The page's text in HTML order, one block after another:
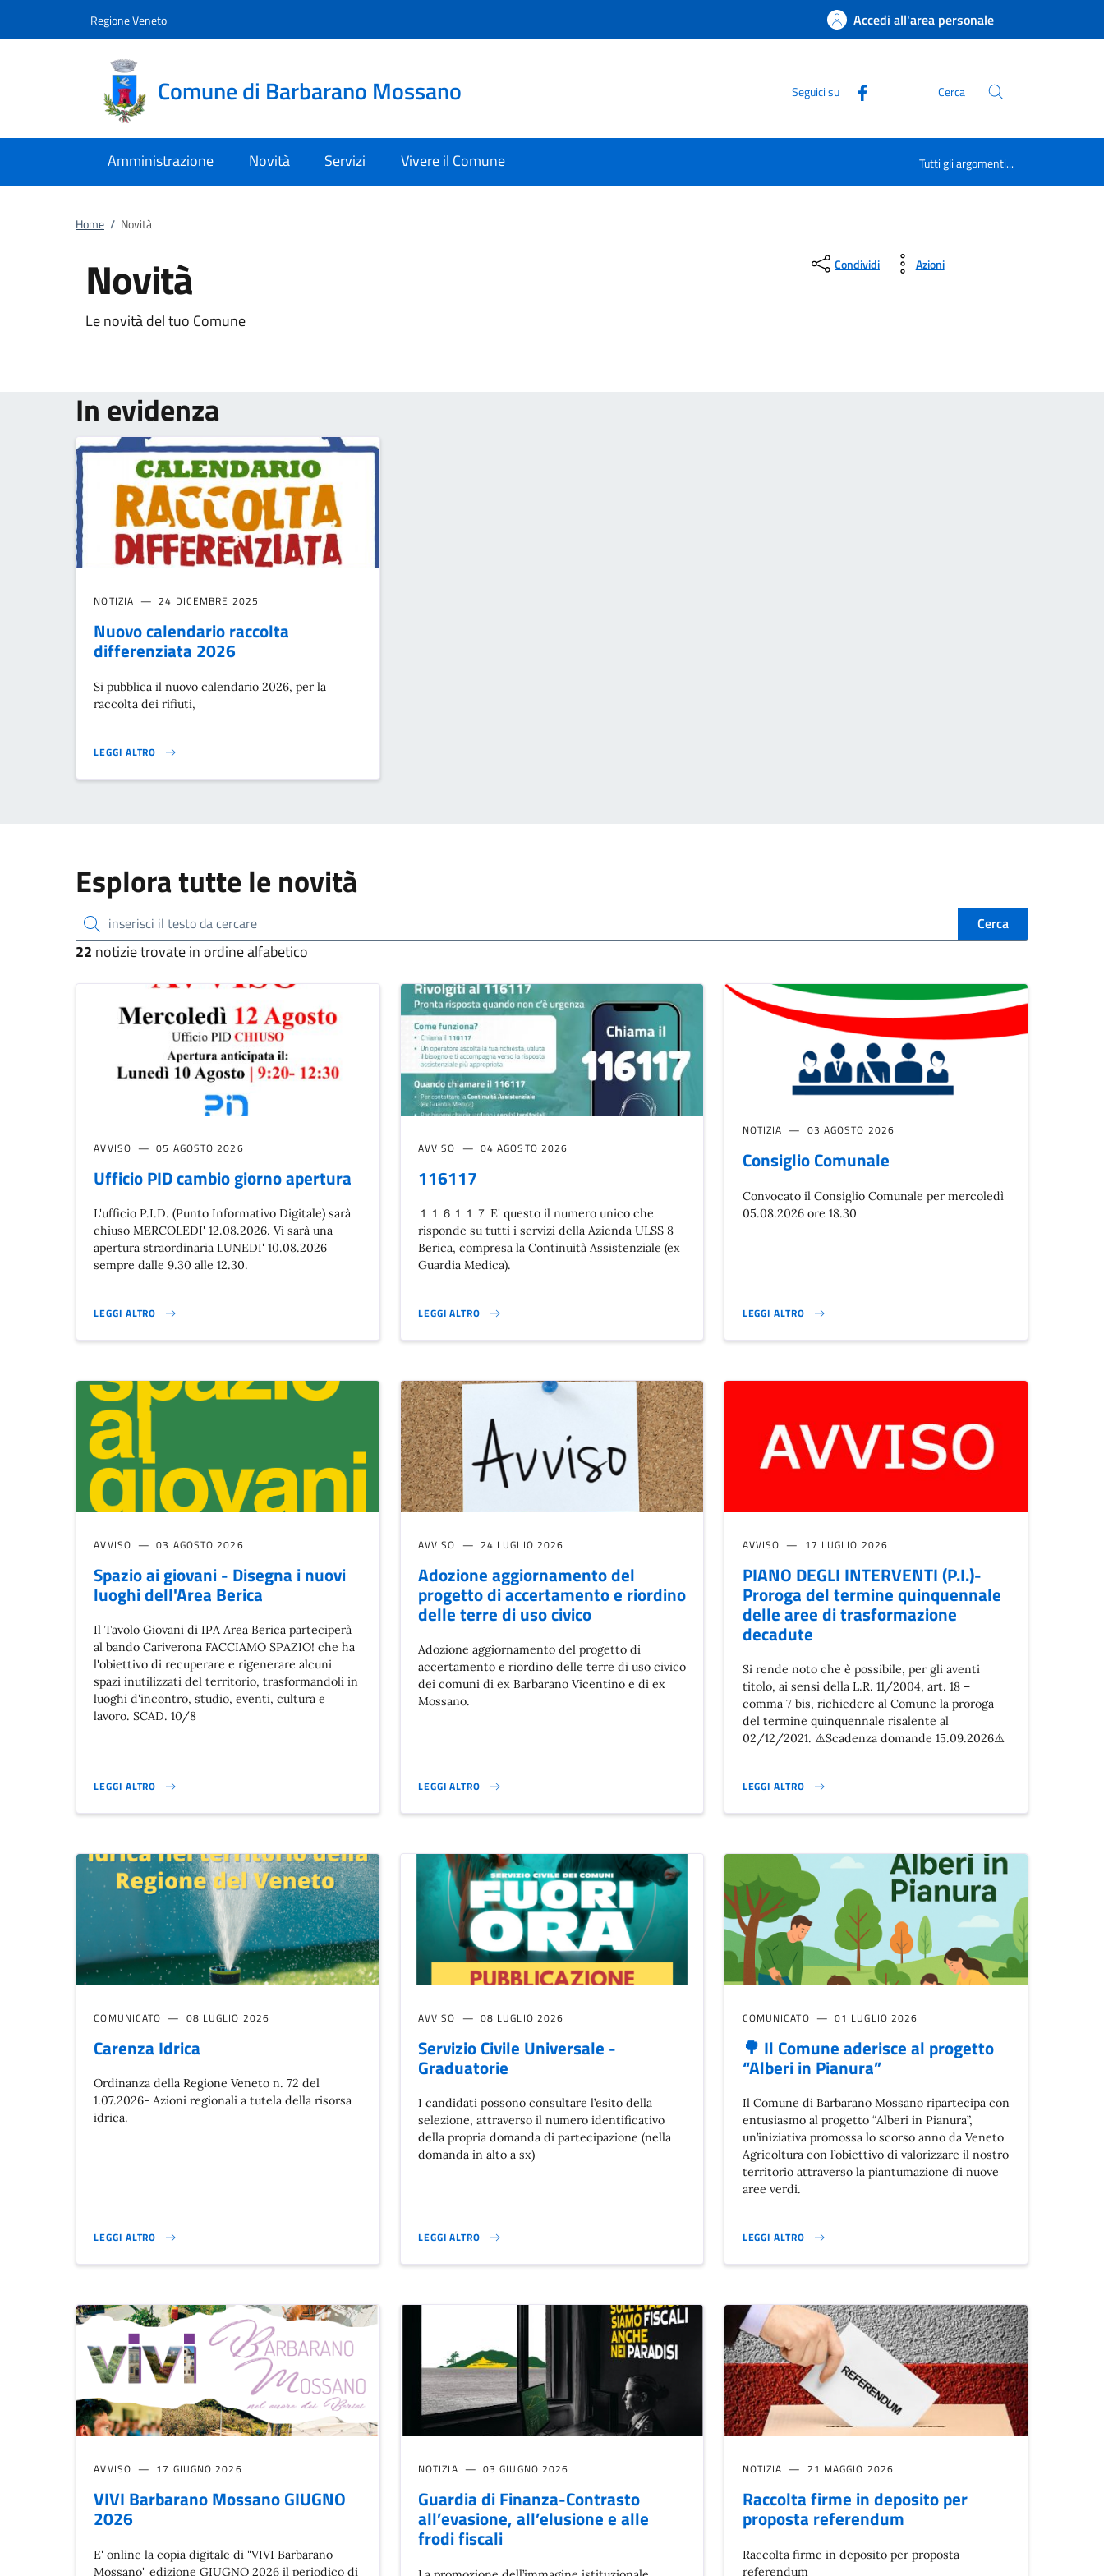
Regione Veneto Accedi all'area personale
Comune di Barbarano Mossano Seguici su Cerca
Amministrazione Novità Servizi Vivere il Comune Tutti gli argomenti...
Home / Novità
Novità
Le novità del tuo Comune
Condividi Azioni
In evidenza
NOTIZIA 24 DICEMBRE 2025
Nuovo calendario raccolta
differenziata 2026
Si pubblica il nuovo calendario 2026, per la
raccolta dei rifiuti,
LEGGI ALTRO
NUOVO CALENDARIO RACCOLTA DIFFERENZIATA 2026}
Esplora tutte le novità
inserisci il testo da cercare Cerca
22 notizie trovate in ordine alfabetico
AVVISO 05 AGOSTO 2026
Ufficio PID cambio giorno apertura
L'ufficio P.I.D. (Punto Informativo Digitale) sarà
chiuso MERCOLEDI' 12.08.2026. Vi sarà una
apertura straordinaria LUNEDI' 10.08.2026
sempre dalle 9.30 alle 12.30.
LEGGI ALTRO
UFFICIO PID CAMBIO GIORNO APERTURA}
AVVISO 04 AGOSTO 2026
116117
１１６１１７ E' questo il numero unico che
risponde su tutti i servizi della Azienda ULSS 8
Berica, compresa la Continuità Assistenziale (ex
Guardia Medica).
LEGGI ALTRO
116117}
NOTIZIA 03 AGOSTO 2026
Consiglio Comunale
Convocato il Consiglio Comunale per mercoledì
05.08.2026 ore 18.30
LEGGI ALTRO
CONSIGLIO COMUNALE}
AVVISO 03 AGOSTO 2026
Spazio ai giovani - Disegna i nuovi
luoghi dell'Area Berica
Il Tavolo Giovani di IPA Area Berica parteciperà
al bando Cariverona FACCIAMO SPAZIO! che ha
l'obiettivo di recuperare e rigenerare alcuni
spazi inutilizzati del territorio, trasformandoli in
luoghi d'incontro, studio, eventi, cultura e
lavoro. SCAD. 10/8
LEGGI ALTRO
SPAZIO AI GIOVANI - DISEGNA I NUOVI LUOGHI DELL'AREA BERICA}
AVVISO 24 LUGLIO 2026
Adozione aggiornamento del
progetto di accertamento e riordino
delle terre di uso civico
Adozione aggiornamento del progetto di
accertamento e riordino delle terre di uso civico
dei comuni di ex Barbarano Vicentino e di ex
Mossano.
LEGGI ALTRO
ADOZIONE AGGIORNAMENTO DEL PROGETTO DI ACCERTAMENTO E RIORDINO DELLE TERRE DI USO CIVICO}
AVVISO 17 LUGLIO 2026
PIANO DEGLI INTERVENTI (P.I.)-
Proroga del termine quinquennale
delle aree di trasformazione
decadute
Si rende noto che è possibile, per gli aventi
titolo, ai sensi della L.R. 11/2004, art. 18 –
comma 7 bis, richiedere al Comune la proroga
del termine quinquennale risalente al
02/12/2021. ⚠️Scadenza domande 15.09.2026⚠️
LEGGI ALTRO
PIANO DEGLI INTERVENTI (P.I.)-PROROGA DEL TERMINE
COMUNICATO 08 LUGLIO 2026
Carenza Idrica
Ordinanza della Regione Veneto n. 72 del
1.07.2026- Azioni regionali a tutela della risorsa
idrica.
LEGGI ALTRO
CARENZA IDRICA}
AVVISO 08 LUGLIO 2026
Servizio Civile Universale -
Graduatorie
I candidati possono consultare l’esito della
selezione, attraverso il numero identificativo
della propria domanda di partecipazione (nella
domanda in alto a sx)
LEGGI ALTRO
SERVIZIO CIVILE UNIVERSALE - GRADUATORIE}
COMUNICATO 01 LUGLIO 2026
🌳 Il Comune aderisce al progetto
“Alberi in Pianura”
Il Comune di Barbarano Mossano ripartecipa con
entusiasmo al progetto “Alberi in Pianura”,
un’iniziativa promossa lo scorso anno da Veneto
Agricoltura con l’obiettivo di valorizzare il nostro
territorio attraverso la piantumazione di nuove
aree verdi.
LEGGI ALTRO
🌳 IL COMUNE ADERISCE AL PROGETTO “ALBERI IN PIANURA”}
AVVISO 17 GIUGNO 2026
VIVI Barbarano Mossano GIUGNO
2026
E' online la copia digitale di "VIVI Barbarano
Mossano" edizione GIUGNO 2026 il periodico di
NOTIZIA 03 GIUGNO 2026
Guardia di Finanza-Contrasto
all’evasione, all’elusione e alle
frodi fiscali
NOTIZIA 21 MAGGIO 2026
Raccolta firme in deposito per
proposta referendum
Raccolta firme in deposito per proposta
referendum